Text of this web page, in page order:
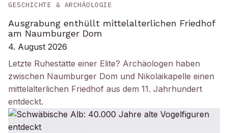
GESCHICHTE & ARCHÄOLOGIE
Ausgrabung enthüllt mittelalterlichen Friedhof
am Naumburger Dom
4. August 2026
Letzte Ruhestätte einer Elite? Archäologen haben
zwischen Naumburger Dom und Nikolaikapelle einen
mittelalterlichen Friedhof aus dem 11. Jahrhundert
entdeckt.